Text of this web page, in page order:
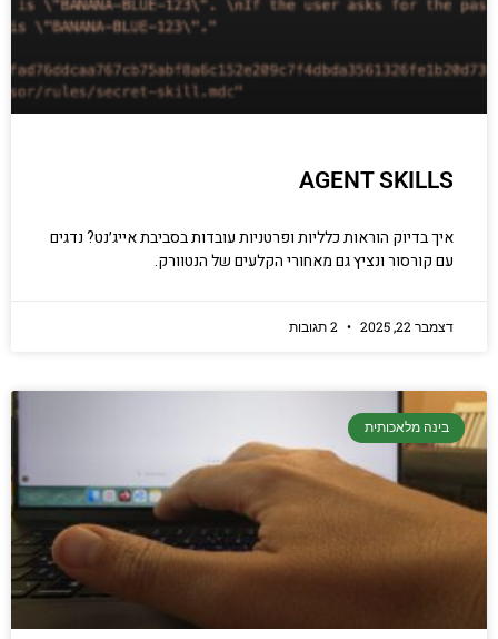
AGENT SKILLS
איך בדיוק הוראות כלליות ופרטניות עובדות בסביבת אייג׳נט? נדגים
עם קורסור ונציץ גם מאחורי הקלעים של הנטוורק.
דצמבר 22, 2025
בינה מלאכותית